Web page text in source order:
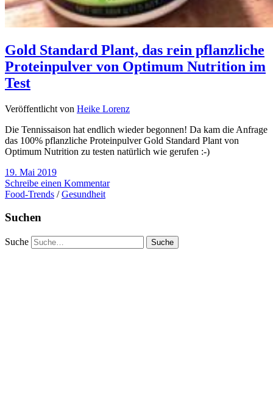
Gold Standard Plant, das rein pflanzliche
Proteinpulver von Optimum Nutrition im
Test
Veröffentlicht von Heike Lorenz
Die Tennissaison hat endlich wieder begonnen! Da kam die Anfrage
das 100% pflanzliche Proteinpulver Gold Standard Plant von
Optimum Nutrition zu testen natürlich wie gerufen :-)
19. Mai 2019
Schreibe einen Kommentar
Food-Trends /Gesundheit
Suchen
Suche